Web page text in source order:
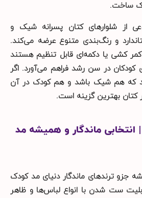
ساخت.
از شلوارهای کتان پسرانه شیک و
و رنگ‌بندی متنوع عرضه می‌کند.
کمر کشی یا دکمه‌ای قابل تنظیم هستند
کودکان در سن رشد فراهم می‌آورد. اگر
که هم شیک باشد و هم کودک در آن
کتان بهترین گزینه است.
انتخابی ماندگار و همیشه مد
جزو ترندهای ماندگار دنیای مد کودک
ست شدن با انواع لباس‌ها و ظاهر